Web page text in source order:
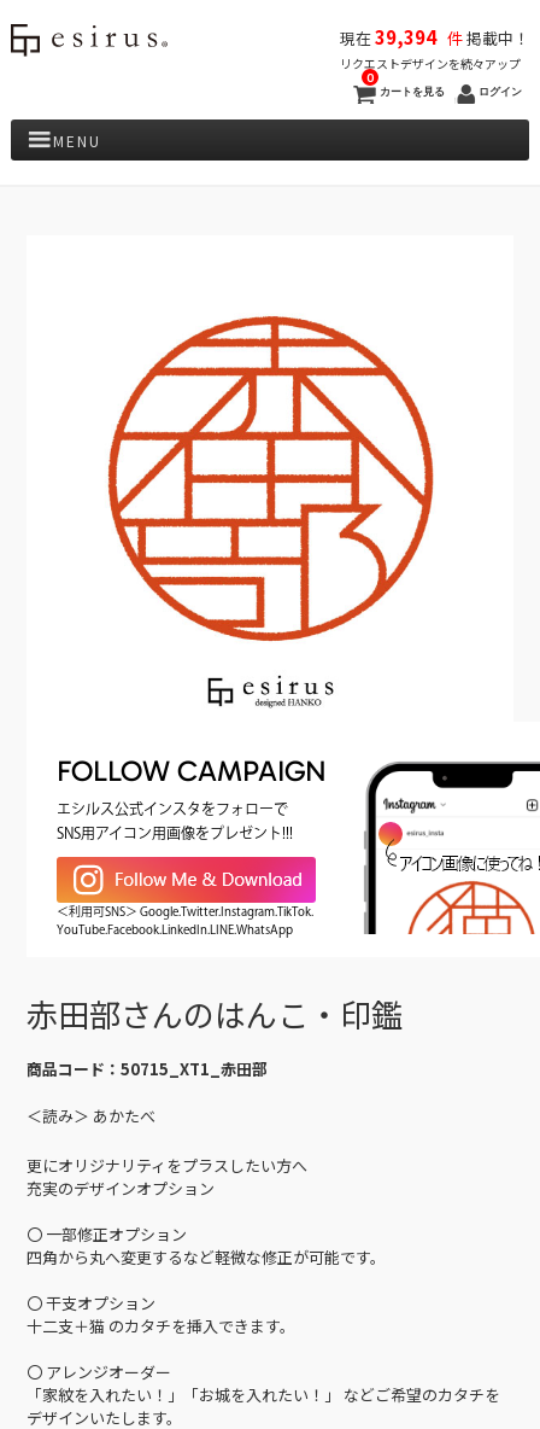
現在39,394 件掲載中！
リクエストデザインを続々アップ
カートを見る
0
ログイン
MENU
FOLLOW CAMPAIGN
エシルス公式インスタをフォローで
SNS用アイコン用画像をプレゼント!!!
＜利用可SNS＞ Google.Twitter.Instagram.TikTok.
YouTube.Facebook.LinkedIn.LINE.WhatsApp
赤田部さんのはんこ・印鑑
商品コード：50715_XT1_赤田部
＜読み＞ あかたべ
更にオリジナリティをプラスしたい方へ
充実のデザインオプション
〇 一部修正オプション
四角から丸へ変更するなど軽微な修正が可能です。
〇 干支オプション
十二支＋猫 のカタチを挿入できます。
〇 アレンジオーダー
「家紋を入れたい！」「お城を入れたい！」 などご希望のカタチを
デザインいたします。